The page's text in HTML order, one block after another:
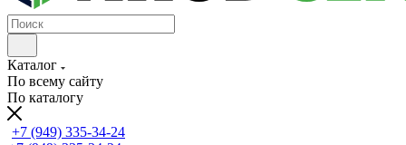
Каталог
По всему сайту
По каталогу
+7 (949) 335-34-24